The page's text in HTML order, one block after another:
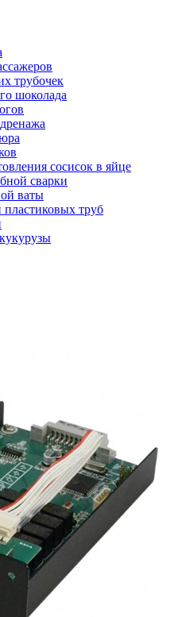
трубочек
шоколада
сосисок в яйце
сварки
ваты
пластиковых труб